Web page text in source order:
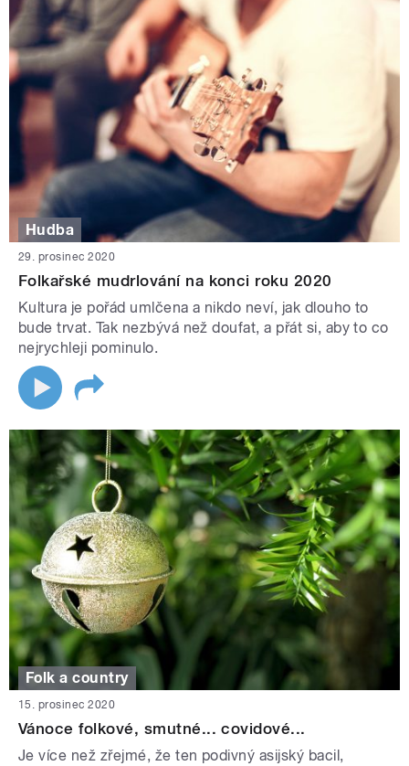
Hudba
29. prosinec 2020
Folkařské mudrlování na konci roku 2020
Kultura je pořád umlčena a nikdo neví, jak dlouho to
bude trvat. Tak nezbývá než doufat, a přát si, aby to co
nejrychleji pominulo.
Folk a country
15. prosinec 2020
Vánoce folkové, smutné... covidové...
Je více než zřejmé, že ten podivný asijský bacil,